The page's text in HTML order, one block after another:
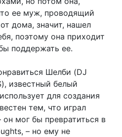
ее муж, проводящий
дома, значит, нашел
поэтому она приходит
поддержать ее.
Шелби (DJ
известный белый
для создания
тем, что играл
он мог бы превратиться в
– но ему не